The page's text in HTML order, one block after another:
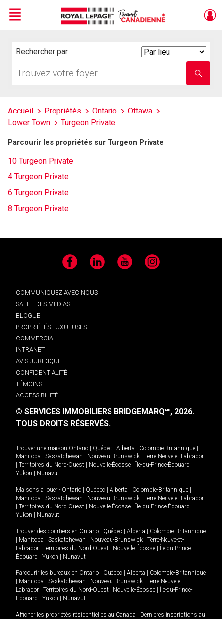
Menu
Rechercher par
votre
nom
Accueil Propriétés Ontario
Ottawa
Lower Town
Turgeon Private
Parcourir les propriétés sur Turgeon Private
10 Turgeon Private
4 Turgeon Private
6 Turgeon Private
8 Turgeon Private
Facebook LinkedIn YouTube Instagram
COMMUNIQUEZ AVEC NOUS
SALLE DES MÉDIAS
BLOGUE
PROPRIÉTÉS LUXUEUSES
COMMERCIAL
INTRANET
AVIS JURIDIQUE
CONFIDENTIALITÉ
TÉMOINS
ACCESSIBILITÉ
© SERVICES IMMOBILIERS BRIDGEMARQMD, 2026.
TOUS DROITS RÉSERVÉS.
Trouver une maison Ontario Québec Alberta Colombie-Britannique
Manitoba
Saskatchewan Nouveau-Brunswick
Terre-Neuve-et-Labrador
Territoires du Nord-Ouest Nouvelle-Écosse Île-du-Prince-Édouard
Yukon
Nunavut.
Maisons à louer - Ontario Québec Alberta Colombie-Britannique
Manitoba
Saskatchewan Nouveau-Brunswick
Terre-Neuve-et-Labrador
Territoires du Nord-Ouest Nouvelle-Écosse Île-du-Prince-Édouard
Yukon
Nunavut.
Trouver des courtiers en Ontario Québec Alberta
Colombie-Britannique
Manitoba Saskatchewan Nouveau-Brunswick
Terre-Neuve-et-
Labrador
Territoires du Nord-Ouest Nouvelle-Écosse
Île-du-Prince-
Édouard
Yukon Nunavut
Parcourir les bureaux en Ontario Québec Alberta
Colombie-Britannique
Manitoba Saskatchewan Nouveau-Brunswick
Terre-Neuve-et-
Labrador
Territoires du Nord-Ouest Nouvelle-Écosse
Île-du-Prince-
Édouard
Yukon Nunavut
Afficher les propriétés résidentielles au Canada
Dernières inscriptions au